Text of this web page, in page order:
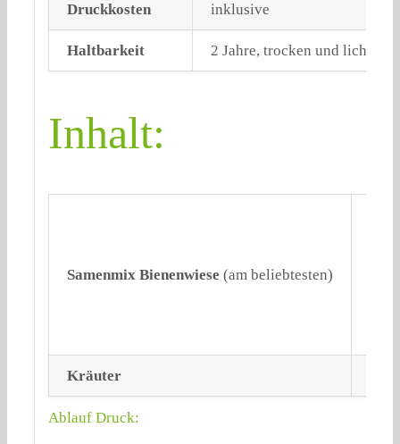
Druckkosten inklusive
Haltbarkeit 2 Jahre, trocken und
Inhalt:
Samenmix Bienenwiese (am beliebtesten)
Kräuter
Ablauf Druck: